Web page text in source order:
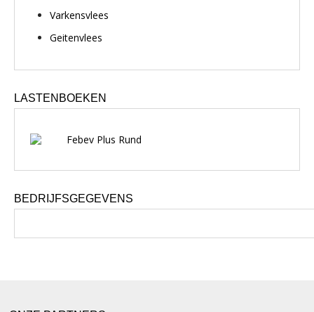
Varkensvlees
Geitenvlees
LASTENBOEKEN
Febev Plus Rund
BEDRIJFSGEGEVENS